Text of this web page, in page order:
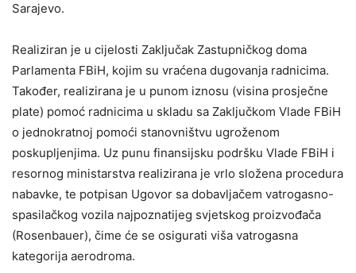
Sarajevo.
Realiziran je u cijelosti Zaključak Zastupničkog doma
Parlamenta FBiH, kojim su vraćena dugovanja radnicima.
Također, realizirana je u punom iznosu (visina prosječne
plate) pomoć radnicima u skladu sa Zaključkom Vlade FBiH
o jednokratnoj pomoći stanovništvu ugroženom
poskupljenjima. Uz punu finansijsku podršku Vlade FBiH i
resornog ministarstva realizirana je vrlo složena procedura
nabavke, te potpisan Ugovor sa dobavljačem vatrogasno-
spasilačkog vozila najpoznatijeg svjetskog proizvođača
(Rosenbauer), čime će se osigurati viša vatrogasna
kategorija aerodroma.